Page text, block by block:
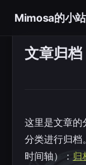
Mimosa的小站
文章归档
这里是文章的
分类进行归档
时间轴）： 归